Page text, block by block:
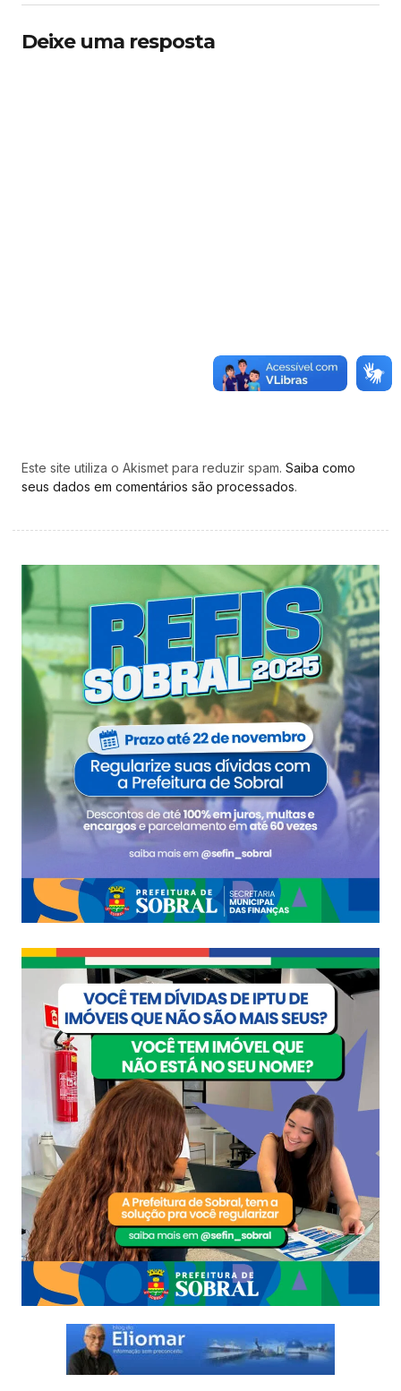
Deixe uma resposta
Este site utiliza o Akismet para reduzir spam. Saiba como
seus dados em comentários são processados.